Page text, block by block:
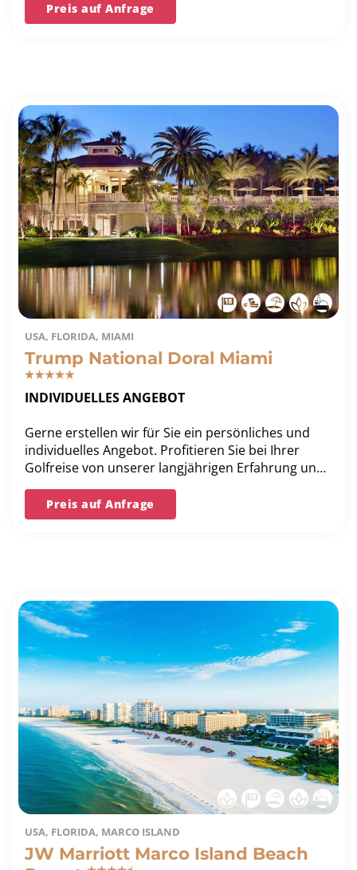
Preis auf Anfrage
USA, FLORIDA, MIAMI
Trump National Doral Miami
INDIVIDUELLES ANGEBOT
Gerne erstellen wir für Sie ein persönliches und
individuelles Angebot. Profitieren Sie bei Ihrer
Golfreise von unserer langjährigen Erfahrung und
unserer Bestpreis-Garantie.
Preis auf Anfrage
USA, FLORIDA, MARCO ISLAND
JW Marriott Marco Island Beach